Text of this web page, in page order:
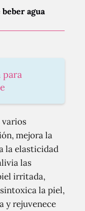
agua
para
varios
mejora la
la elasticidad
las
irritada,
la piel,
y rejuvenece